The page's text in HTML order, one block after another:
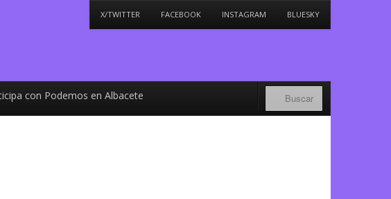
X/TWITTER FACEBOOK INSTAGRAM BLUESKY
con Podemos en Albacete